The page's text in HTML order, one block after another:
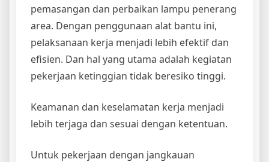
pemasangan dan perbaikan lampu penerang
area. Dengan penggunaan alat bantu ini,
pelaksanaan kerja menjadi lebih efektif dan
efisien. Dan hal yang utama adalah kegiatan
pekerjaan ketinggian tidak beresiko tinggi.
Keamanan dan keselamatan kerja menjadi
lebih terjaga dan sesuai dengan ketentuan.
Untuk pekerjaan dengan jangkauan